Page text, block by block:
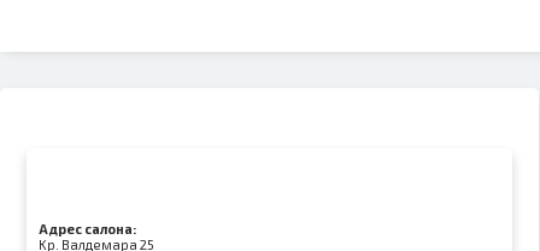
Адрес салона:
Kр. Валдемара 25